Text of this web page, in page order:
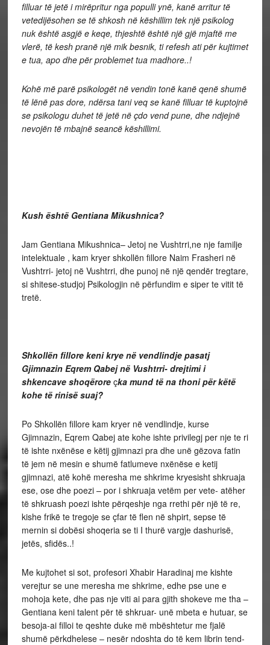
filluar të jetë i mirëpritur nga populli ynë, kanë arritur të
vetedijësohen se të shkosh në këshillim tek një psikolog
nuk është asgjë e keqe, thjeshtë është një gjë mjaftë me
vlerë, të kesh pranë një mik besnik, ti refesh ati për kujtimet
e tua, apo dhe për problemet tua madhore..!
Kohë më parë psikologët në vendin tonë kanë qenë shumë
të lënë pas dore, ndërsa tani veq se kanë filluar të kuptojnë
se psikologu duhet të jetë në çdo vend pune, dhe ndjejnë
nevojën të mbajnë seancë këshillimi.
Kush është Gentiana Mikushnica?
Jam Gentiana Mikushnica– Jetoj ne Vushtrri,ne nje familje
intelektuale , kam kryer shkollën fillore Naim Frasheri në
Vushtrri- jetoj në Vushtrri, dhe punoj në një qendër tregtare,
si shitese-studjoj Psikologjin në përfundim e siper te vitit të
tretë.
Shkollën fillore keni krye në vendlindje pasatj
Gjimnazin Eqrem Qabej në Vushtrri- drejtimi i
shkencave shoqërore çka mund të na thoni për këtë
kohe të rinisë suaj?
Po Shkollën fillore kam kryer në vendlindje, kurse
Gjimnazin, Eqrem Qabej ate kohe ishte privilegj per nje te ri
të ishte nxënëse e këtij gjimnazi pra dhe unë gëzova fatin
të jem në mesin e shumë fatlumeve nxënëse e ketij
gjimnazi, atë kohë meresha me shkrime kryesisht shkruaja
ese, ose dhe poezi – por i shkruaja vetëm per vete- atëher
të shkruash poezi ishte përqeshje nga rrethi për një të re,
kishe frikë te tregoje se çfar të flen në shpirt, sepse të
mernin si dobësi shoqeria se ti I thurë vargje dashurisë,
jetës, sfidës..!
Me kujtohet si sot, profesori Xhabir Haradinaj me kishte
verejtur se une meresha me shkrime, edhe pse une e
mohoja kete, dhe pas nje viti ai para gjith shokeve me tha –
Gentiana keni talent për të shkruar- unë mbeta e hutuar, se
besoja-ai filloi te qeshte duke më mbështetur me fjalë
shumë përkdhelese – nesër ndoshta do të kem librin tend-